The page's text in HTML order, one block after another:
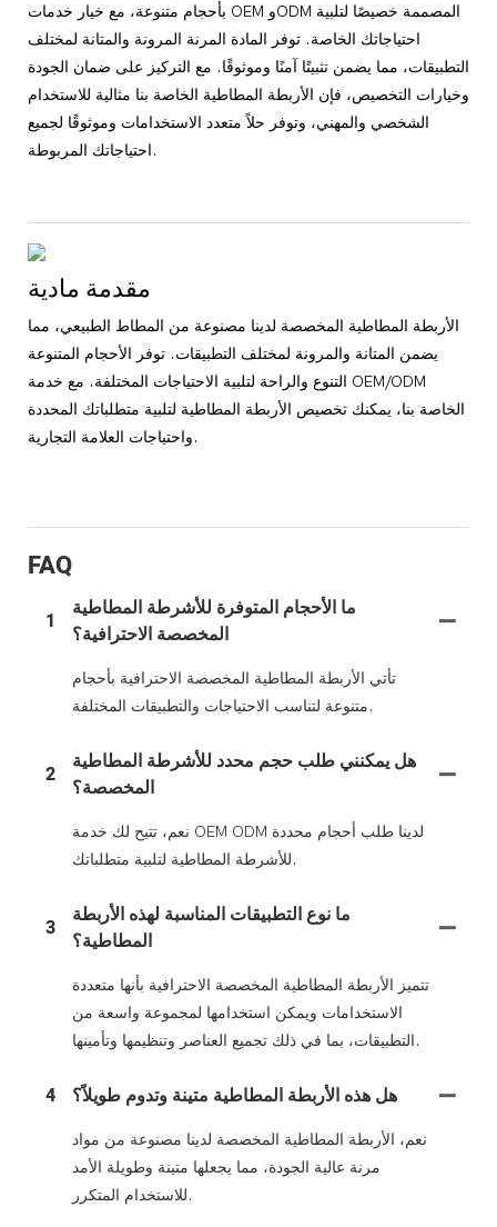
بأحجام متنوعة، مع خيار خدمات OEM وODM المصممة خصيصًا لتلبية
احتياجاتك الخاصة. توفر المادة المرنة المرونة والمتانة لمختلف
التطبيقات، مما يضمن تثبيتًا آمنًا وموثوقًا. مع التركيز على ضمان الجودة
وخيارات التخصيص، فإن الأربطة المطاطية الخاصة بنا مثالية للاستخدام
الشخصي والمهني، وتوفر حلاً متعدد الاستخدامات وموثوقًا لجميع
احتياجاتك المربوطة.
مقدمة مادية
الأربطة المطاطية المخصصة لدينا مصنوعة من المطاط الطبيعي، مما
يضمن المتانة والمرونة لمختلف التطبيقات. توفر الأحجام المتنوعة
التنوع والراحة لتلبية الاحتياجات المختلفة. مع خدمة OEM/ODM
الخاصة بنا، يمكنك تخصيص الأربطة المطاطية لتلبية متطلباتك المحددة
واحتياجات العلامة التجارية.
FAQ
1
ما الأحجام المتوفرة للأشرطة المطاطية
المخصصة الاحترافية؟
تأتي الأربطة المطاطية المخصصة الاحترافية بأحجام
متنوعة لتناسب الاحتياجات والتطبيقات المختلفة.
2
هل يمكنني طلب حجم محدد للأشرطة المطاطية
المخصصة؟
نعم، تتيح لك خدمة OEM ODM لدينا طلب أحجام محددة
للأشرطة المطاطية لتلبية متطلباتك.
3
ما نوع التطبيقات المناسبة لهذه الأربطة
المطاطية؟
تتميز الأربطة المطاطية المخصصة الاحترافية بأنها متعددة
الاستخدامات ويمكن استخدامها لمجموعة واسعة من
التطبيقات، بما في ذلك تجميع العناصر وتنظيمها وتأمينها.
4 هل هذه الأربطة المطاطية متينة وتدوم طويلاً؟
نعم، الأربطة المطاطية المخصصة لدينا مصنوعة من مواد
مرنة عالية الجودة، مما يجعلها متينة وطويلة الأمد
للاستخدام المتكرر.